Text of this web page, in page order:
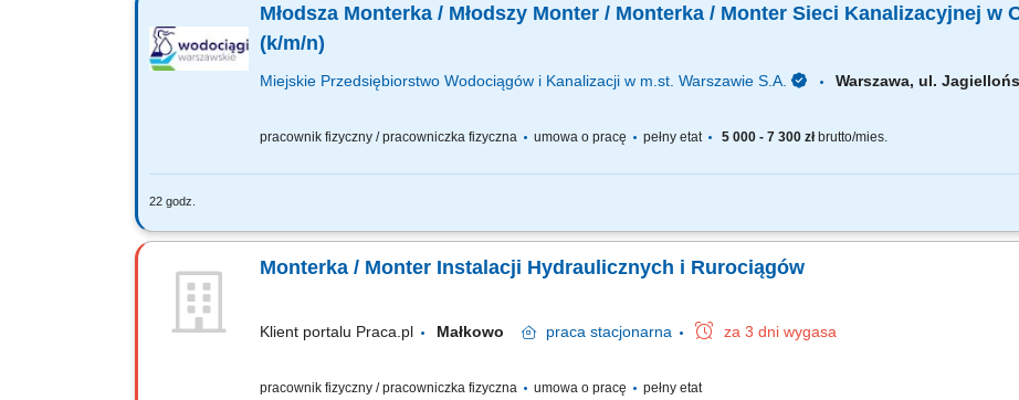
Młodsza Monterka / Młodszy Monter / Monterka / Monter Sieci Kanalizacyjnej w
(k/m/n)
Miejskie Przedsiębiorstwo Wodociągów i Kanalizacji w m.st. Warszawie S.A. Warszawa, ul.
pracownik fizyczny / pracowniczka fizyczna umowa o pracę pełny etat 5 000 - 7 300 złbrutto/mies.
22 godz.
Jakie będą Twoje obowiązki? obsługa urządzeń do czyszczenia sieci kanalizacyjnej i obiektów w celu utrzymania stałego
Monterka / Monter Instalacji Hydraulicznych i Rurociągów
Klient portalu Praca.pl Małkowo praca stacjonarna za 3 dni wygasa
pracownik fizyczny / pracowniczka fizyczna umowa o pracę pełny etat